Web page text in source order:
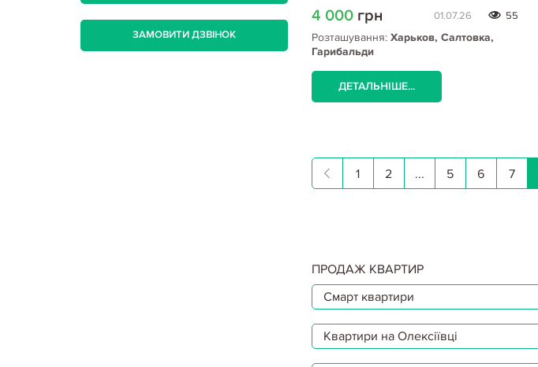
ЗАМОВИТИ ДЗВІНОК
4 000 грн 01.07.26 55
Розташування: Харьков, Салтовка,
Гарибальди
ДЕТАЛЬНІШЕ...
1 2 ... 5 6 7
ПРОДАЖ КВАРТИР
Смарт квартири
Квартири на Олексіївці